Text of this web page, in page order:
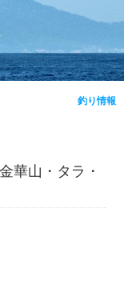
釣り情報
山・タラ・